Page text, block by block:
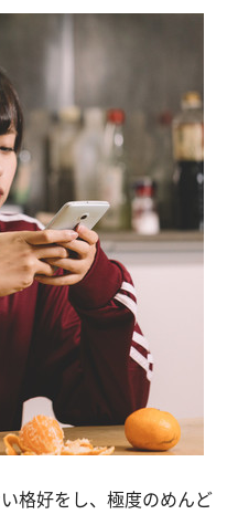
格好をし、極度のめんど